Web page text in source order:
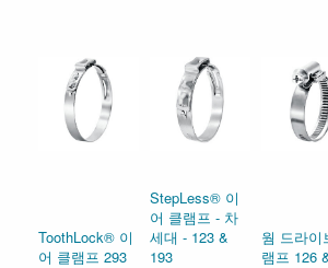
ToothLock® 이
어 클램프 293
StepLess® 이
어 클램프 - 차
세대 - 123 &
193
웜 드라이
램프 126